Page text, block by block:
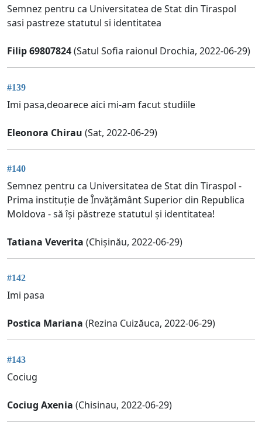
Semnez pentru ca Universitatea de Stat din Tiraspol
sasi pastreze statutul si identitatea
Filip 69807824(Satul Sofia raionul Drochia, 2022-06-29)
#139
Imi pasa,deoarece aici mi-am facut studiile
Eleonora Chirau (Sat, 2022-06-29)
#140
Semnez pentru ca Universitatea de Stat din Tiraspol -
Prima instituție de Învățământ Superior din Republica
Moldova - să își păstreze statutul și identitatea!
Tatiana Veverita (Chișinău, 2022-06-29)
#142
Imi pasa
Postica Mariana (Rezina Cuizăuca, 2022-06-29)
#143
Cociug
Cociug Axenia (Chisinau, 2022-06-29)